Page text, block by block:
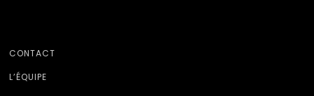
CONTACT
L’ÉQUIPE